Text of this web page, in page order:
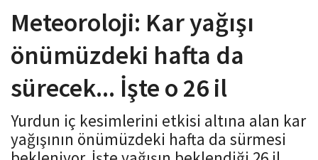
v
g
a
t
o
n
Meteoroloji: Kar yağışı
önümüzdeki hafta da
sürecek... İşte o 26 il
Yurdun iç kesimlerini etkisi altına alan kar
yağışının önümüzdeki hafta da sürmesi